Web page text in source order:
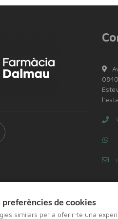
preferències de cookies
similars per a oferir-te una